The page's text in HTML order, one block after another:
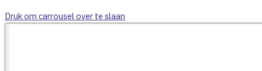
Druk om carrousel over te slaan